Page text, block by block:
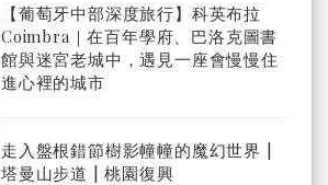
【葡萄牙中部深度旅行】科英布拉
Coimbra｜在百年學府、巴洛克圖書
館與迷宮老城中，遇見一座會慢慢住
進心裡的城市
走入盤根錯節樹影幢幢的魔幻世界 |
塔曼山步道 | 桃園復興